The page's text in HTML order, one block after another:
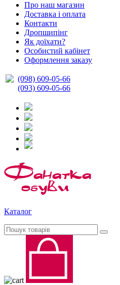
Про наш магазин
Доставка і оплата
Контакти
Дропшипінг
Як доїхати?
Особистий кабінет
Оформлення заказу
(098) 609-05-66
(093) 609-05-66
Каталог